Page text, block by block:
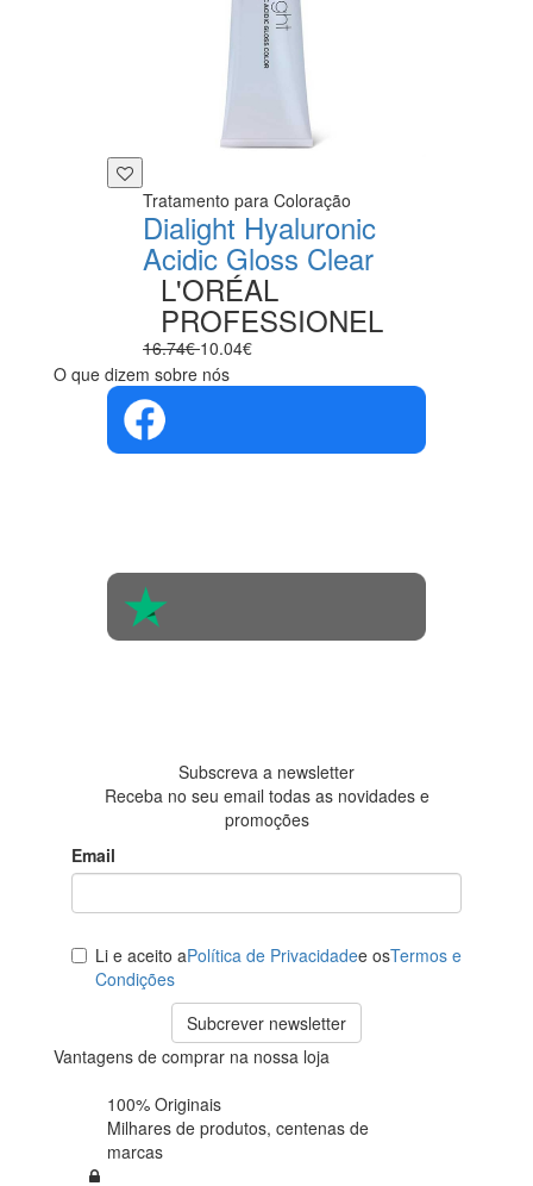
Tratamento para Coloração
Dialight Hyaluronic
Acidic Gloss Clear
L'ORÉAL
PROFESSIONEL
16.74€10.04€
O que dizem sobre nós
Subscreva a newsletter
Receba no seu email todas as novidades e
promoções
Email
Li e aceito aPolítica de Privacidadee osTermos e
Condições
Subcrever newsletter
Vantagens de comprar na nossa loja
100% Originais
Milhares de produtos, centenas de
marcas